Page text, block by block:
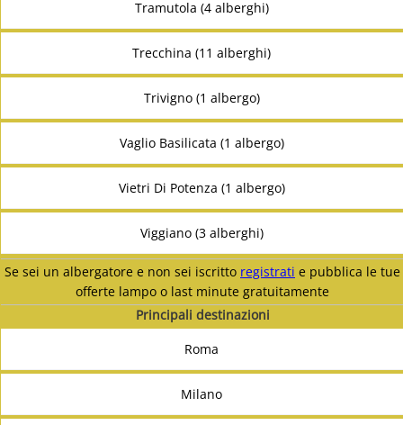
Tramutola (4 alberghi)
Trecchina (11 alberghi)
Trivigno (1 albergo)
Vaglio Basilicata (1 albergo)
Vietri Di Potenza (1 albergo)
Viggiano (3 alberghi)
Se sei un albergatore e non sei iscritto registrati e pubblica le tue
offerte lampo o last minute gratuitamente
Principali destinazioni
Roma
Milano